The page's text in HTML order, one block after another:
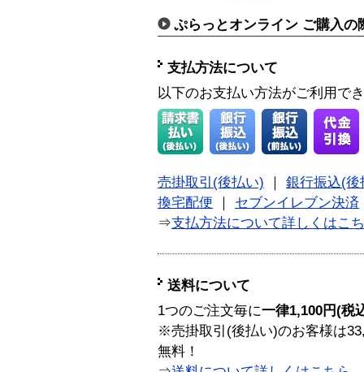
ぷらっとオンライン ご購入の
支払方法について
以下のお支払い方法がご利用で
売掛取引(後払い)
銀行振込(後
換宅配便
セブンイレブン決済
⇒支払方法について詳しくはこ
送料について
1つのご注文毎に一律1,100円(税
※売掛取引(後払い)のお客様は
無料！